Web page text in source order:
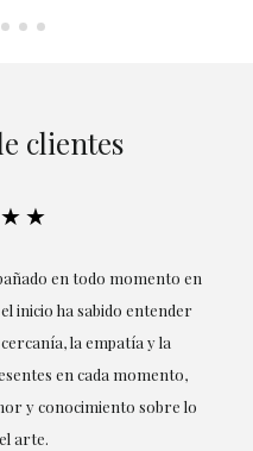
clientes
en todo momento en
inicio ha sabido entender
la empatía y la
en cada momento,
y conocimiento sobre lo
arte.